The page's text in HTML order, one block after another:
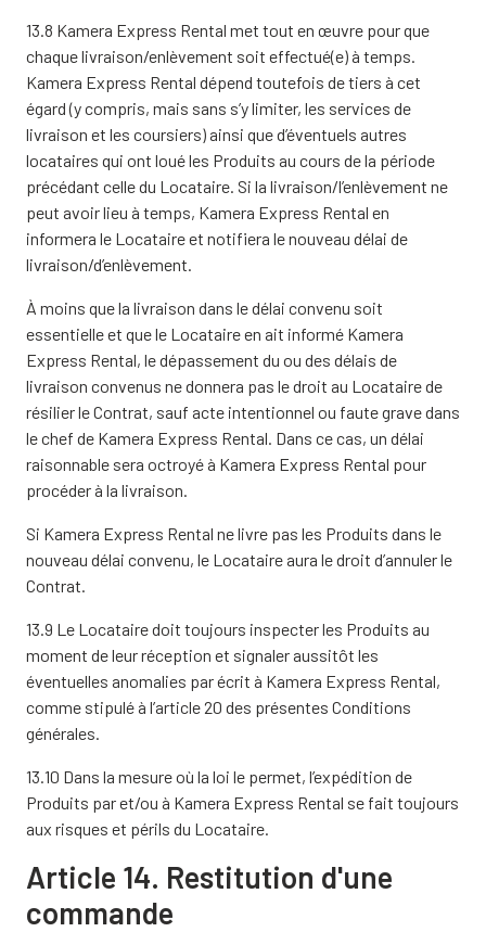
13.8 Kamera Express Rental met tout en œuvre pour que
chaque livraison/enlèvement soit effectué(e) à temps.
Kamera Express Rental dépend toutefois de tiers à cet
égard (y compris, mais sans s’y limiter, les services de
livraison et les coursiers) ainsi que d’éventuels autres
locataires qui ont loué les Produits au cours de la période
précédant celle du Locataire. Si la livraison/l’enlèvement ne
peut avoir lieu à temps, Kamera Express Rental en
informera le Locataire et notifiera le nouveau délai de
livraison/d’enlèvement.
À moins que la livraison dans le délai convenu soit
essentielle et que le Locataire en ait informé Kamera
Express Rental, le dépassement du ou des délais de
livraison convenus ne donnera pas le droit au Locataire de
résilier le Contrat, sauf acte intentionnel ou faute grave dans
le chef de Kamera Express Rental. Dans ce cas, un délai
raisonnable sera octroyé à Kamera Express Rental pour
procéder à la livraison.
Si Kamera Express Rental ne livre pas les Produits dans le
nouveau délai convenu, le Locataire aura le droit d’annuler le
Contrat.
13.9 Le Locataire doit toujours inspecter les Produits au
moment de leur réception et signaler aussitôt les
éventuelles anomalies par écrit à Kamera Express Rental,
comme stipulé à l’article 20 des présentes Conditions
générales.
13.10 Dans la mesure où la loi le permet, l’expédition de
Produits par et/ou à Kamera Express Rental se fait toujours
aux risques et périls du Locataire.
Article 14. Restitution d'une
commande